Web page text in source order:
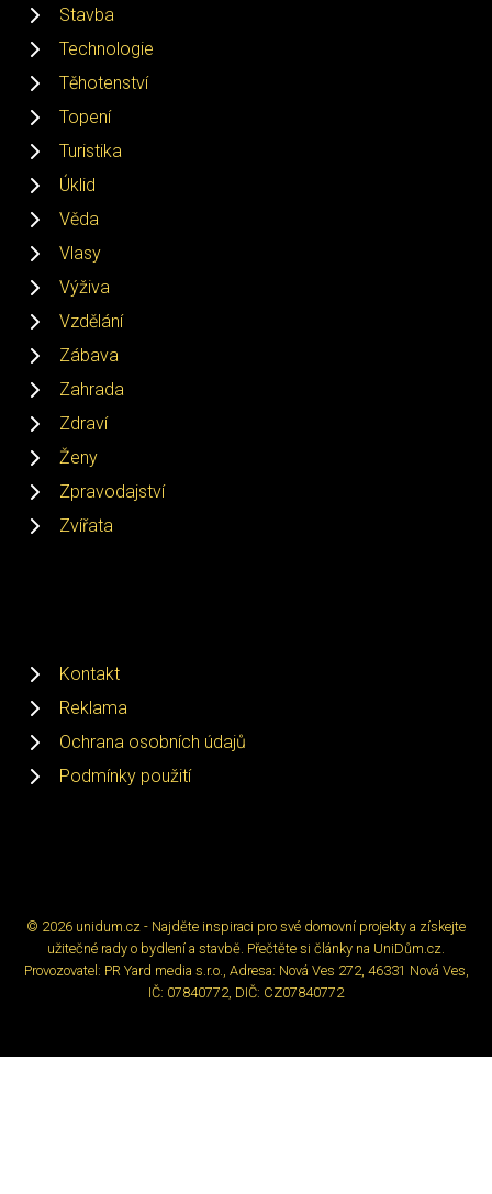
Stavba
Technologie
Těhotenství
Topení
Turistika
Úklid
Věda
Vlasy
Výživa
Vzdělání
Zábava
Zahrada
Zdraví
Ženy
Zpravodajství
Zvířata
Kontakt
Reklama
Ochrana osobních údajů
Podmínky použití
© 2026 unidum.cz - Najděte inspiraci pro své domovní projekty a získejte
užitečné rady o bydlení a stavbě. Přečtěte si články na UniDům.cz.
Provozovatel: PR Yard media s.r.o., Adresa: Nová Ves 272, 46331 Nová Ves,
IČ: 07840772, DIČ: CZ07840772